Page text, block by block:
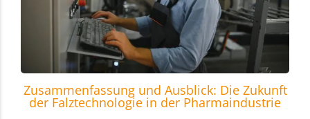
Zusammenfassung und Ausblick: Die Zukunft
der Falztechnologie in der Pharmaindustrie